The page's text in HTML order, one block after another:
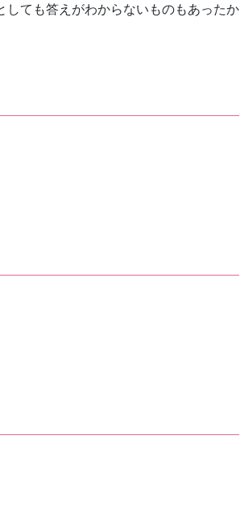
ても答えがわからないものもあったか